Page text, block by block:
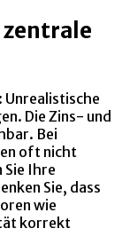
Unrealistische
Die Zins- und
Bei
oft nicht
Ihre
Sie, dass
wie
korrekt